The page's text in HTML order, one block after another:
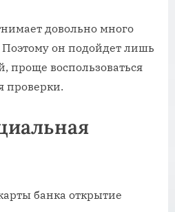
довольно много
он подойдет лишь
проще воспользоваться
проверки.